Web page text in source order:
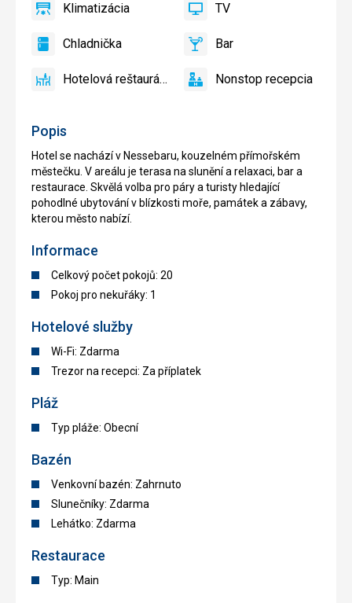
Popis
Hotel se nachází v Nessebaru, kouzelném přímořském
městečku. V areálu je terasa na slunění a relaxaci, bar a
restaurace. Skvělá volba pro páry a turisty hledající
pohodlné ubytování v blízkosti moře, památek a zábavy,
kterou město nabízí.
Informace
Celkový počet pokojů: 20
Pokoj pro nekuřáky: 1
Hotelové služby
Wi-Fi: Zdarma
Trezor na recepci: Za příplatek
Pláž
Typ pláže: Obecní
Bazén
Venkovní bazén: Zahrnuto
Slunečníky: Zdarma
Lehátko: Zdarma
Restaurace
Typ: Main
Klimatizácia
Klimatizácia
áno TV TV
áno
Chladnička
Chladnička
áno Bar Bar
áno
Hotelová
Hotelová reštaurácia
áno
NonstopNonstop recepcia
áno